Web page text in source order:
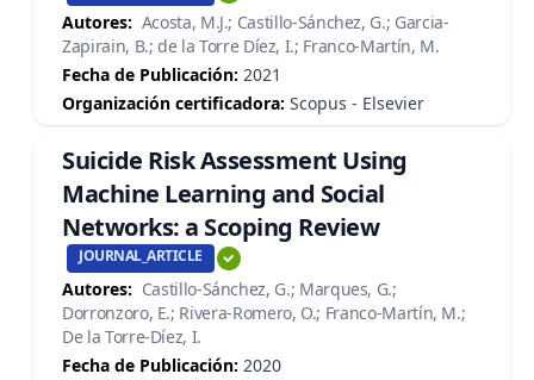
Autores: Acosta, M.J.; Castillo-Sánchez, G.; Garcia-
Zapirain, B.; de la Torre Díez, I.; Franco-Martín, M.
Fecha de Publicación: 2021
Organización certificadora: Scopus - Elsevier
Suicide Risk Assessment Using
Machine Learning and Social
Networks: a Scoping Review
JOURNAL_ARTICLE
Autores: Castillo-Sánchez, G.; Marques, G.;
Dorronzoro, E.; Rivera-Romero, O.; Franco-Martín, M.;
De la Torre-Díez, I.
Fecha de Publicación: 2020